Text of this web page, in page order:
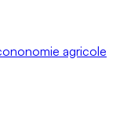
agricole